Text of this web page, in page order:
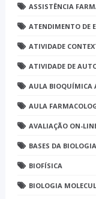
ASSISTÊNCIA
ATENDIMENTO DE
ATIVIDADE
ATIVIDADE DE
AULA BIOQUÍMICA
AULA
AVALIAÇÃO ON-
BASES DA
BIOFÍSICA
BIOLOGIA